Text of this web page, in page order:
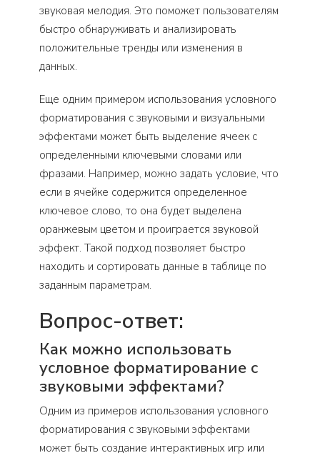
звуковая мелодия. Это поможет пользователям
быстро обнаруживать и анализировать
положительные тренды или изменения в
данных.
Еще одним примером использования условного
форматирования с звуковыми и визуальными
эффектами может быть выделение ячеек с
определенными ключевыми словами или
фразами. Например, можно задать условие, что
если в ячейке содержится определенное
ключевое слово, то она будет выделена
оранжевым цветом и проиграется звуковой
эффект. Такой подход позволяет быстро
находить и сортировать данные в таблице по
заданным параметрам.
Вопрос-ответ:
Как можно использовать
условное форматирование с
звуковыми эффектами?
Одним из примеров использования условного
форматирования с звуковыми эффектами
может быть создание интерактивных игр или